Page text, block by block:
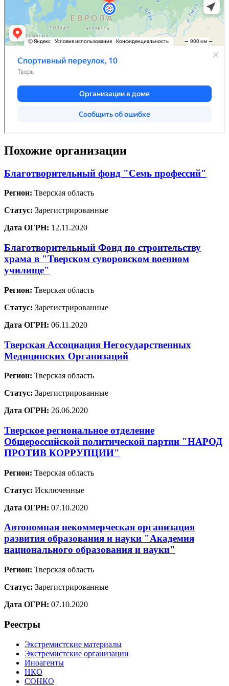
Похожие организации
Благотворительный фонд "Семь профессий"
Регион: Тверская область
Статус: Зарегистрированные
Дата ОГРН: 12.11.2020
Благотворительный Фонд по строительству
храма в "Тверском суворовском военном
училище"
Регион: Тверская область
Статус: Зарегистрированные
Дата ОГРН: 06.11.2020
Тверская Ассоциация Негосударственных
Медицинских Организаций
Регион: Тверская область
Статус: Зарегистрированные
Дата ОГРН: 26.06.2020
Тверское региональное отделение
Общероссийской политической партии "НАРОД
ПРОТИВ КОРРУПЦИИ"
Регион: Тверская область
Статус: Исключенные
Дата ОГРН: 07.10.2020
Автономная некоммерческая организация
развития образования и науки "Академия
национального образования и науки"
Регион: Тверская область
Статус: Зарегистрированные
Дата ОГРН: 07.10.2020
Реестры
Экстремистские материалы
Экстремистские организации
Иноагенты
НКО
СОНКО